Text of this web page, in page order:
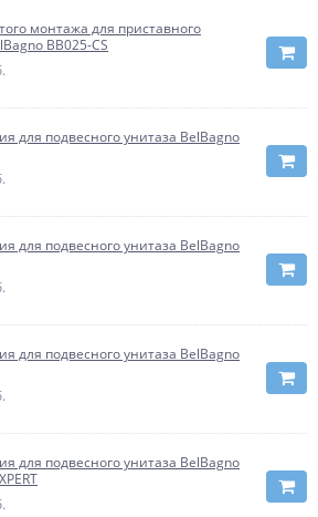
монтажа для приставного
BB025-CS
для подвесного унитаза BelBagno
для подвесного унитаза BelBagno
для подвесного унитаза BelBagno
для подвесного унитаза BelBagno